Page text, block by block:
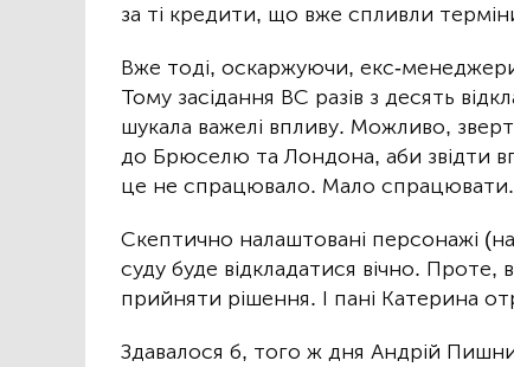
за ті кредити, що вже спливли
Вже тоді, оскаржуючи, екс-
Тому засідання ВС разів з десять
шукала важелі впливу. Можливо,
до Брюселю та Лондона, аби звідти
це не спрацювало. Мало спрацювати.
Скептично налаштовані персонажі
суду буде відкладатися вічно. Проте,
прийняти рішення. І пані Катерина
Здавалося б, того ж дня Андрій